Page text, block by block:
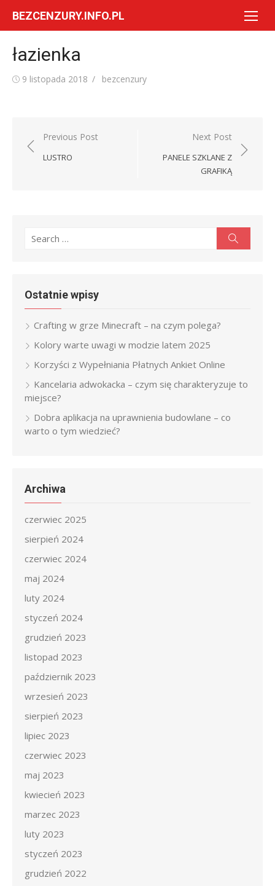
BEZCENZURY.INFO.PL
łazienka
Posted
9 listopada 2018 Author
bezcenzury
Nawigacja
wpisu
Previous Post
LUSTRO
Next Post
PANELE SZKLANE Z
GRAFIKĄ
Search
Ostatnie wpisy
Crafting w grze Minecraft – na czym polega?
Kolory warte uwagi w modzie latem 2025
Korzyści z Wypełniania Płatnych Ankiet Online
Kancelaria adwokacka – czym się charakteryzuje to
miejsce?
Dobra aplikacja na uprawnienia budowlane – co
warto o tym wiedzieć?
Archiwa
czerwiec 2025
sierpień 2024
czerwiec 2024
maj 2024
luty 2024
styczeń 2024
grudzień 2023
listopad 2023
październik 2023
wrzesień 2023
sierpień 2023
lipiec 2023
czerwiec 2023
maj 2023
kwiecień 2023
marzec 2023
luty 2023
styczeń 2023
grudzień 2022